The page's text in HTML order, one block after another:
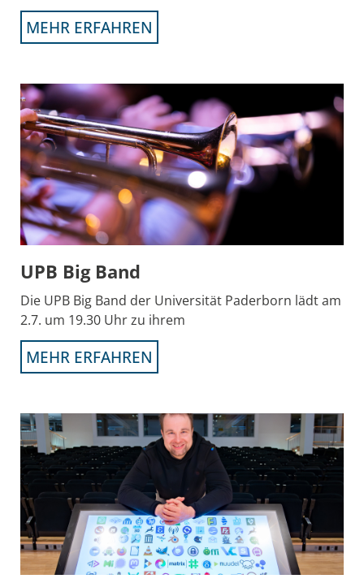
MEHR ERFAHREN
UPB Big Band
Die UPB Big Band der Universität Paderborn lädt am
2.7. um 19.30 Uhr zu ihrem
MEHR ERFAHREN